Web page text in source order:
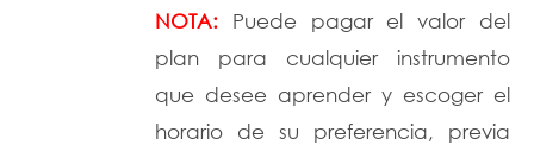
NOTA: Puede pagar el valor del
plan para cualquier instrumento
que desee aprender y escoger el
horario de su preferencia, previa